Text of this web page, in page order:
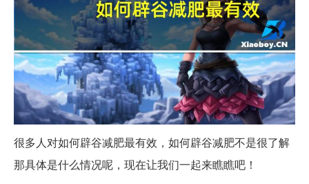
很多人对如何辟谷减肥最有效，如何辟谷减肥不是很了解
那具体是什么情况呢，现在让我们一起来瞧瞧吧！